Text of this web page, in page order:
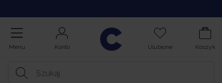
Menu Konto Ulubione Koszyk